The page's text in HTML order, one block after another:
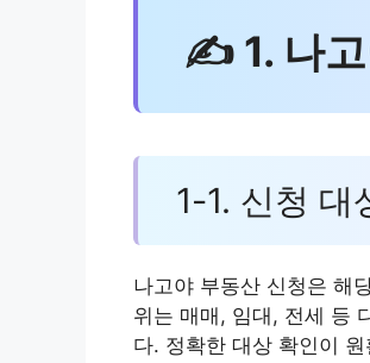
✍ 1. 나고
1-1. 신청 대
나고야 부동산 신청은 해
위는 매매, 임대, 전세 등
다. 정확한 대상 확인이